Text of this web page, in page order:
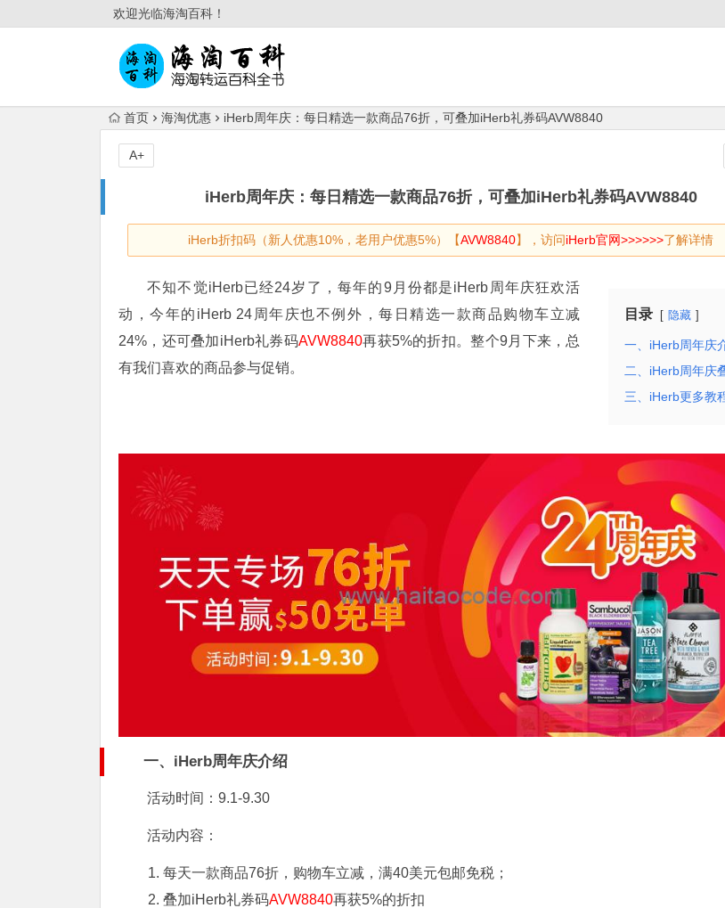
欢迎光临海淘百科！
首页 海淘优惠 iHerb周年庆：每日精选一款商品76折，可叠加iHerb礼券码AVW8840
iHerb周年庆：每日精选一款商品76折，可叠加iHerb礼券码AVW8840
iHerb折扣码（新人优惠10%，老用户优惠5%）【AVW8840】，访问iHerb官网>>>>>>了解详情
A+
目录 隐藏
一、iHerb周年庆
二、iHerb周年庆
三、iHerb更多教
不知不觉iHerb已经24岁了，每年的9月份都是iHerb周年庆狂欢活
动，今年的iHerb 24周年庆也不例外，每日精选一款商品购物车立减
24%，还可叠加iHerb礼券码AVW8840再获5%的折扣。整个9月下来，总
有我们喜欢的商品参与促销。
一、iHerb周年庆介绍
活动时间：9.1-9.30
活动内容：
每天一款商品76折，购物车立减，满40美元包邮免税；
叠加iHerb礼券码AVW8840再获5%的折扣